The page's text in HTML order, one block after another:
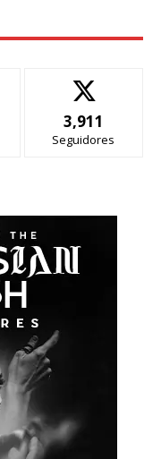
3,911
Seguidores